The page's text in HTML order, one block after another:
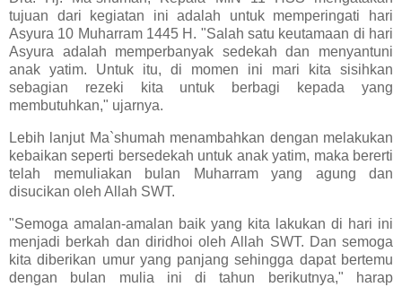
tujuan dari kegiatan ini adalah untuk memperingati hari
Asyura 10 Muharram 1445 H. "Salah satu keutamaan di hari
Asyura adalah memperbanyak sedekah dan menyantuni
anak yatim. Untuk itu, di momen ini mari kita sisihkan
sebagian rezeki kita untuk berbagi kepada yang
membutuhkan," ujarnya.
Lebih lanjut Ma`shumah menambahkan dengan melakukan
kebaikan seperti bersedekah untuk anak yatim, maka bererti
telah memuliakan bulan Muharram yang agung dan
disucikan oleh Allah SWT.
"Semoga amalan-amalan baik yang kita lakukan di hari ini
menjadi berkah dan diridhoi oleh Allah SWT. Dan semoga
kita diberikan umur yang panjang sehingga dapat bertemu
dengan bulan mulia ini di tahun berikutnya," harap